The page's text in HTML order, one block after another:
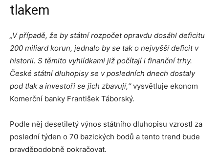
tlakem
„V případě, že by státní rozpočet opravdu dosáhl deficitu
200 miliard korun, jednalo by se tak o nejvyšší deficit v
historii. S těmito vyhlídkami již počítají i finanční trhy.
České státní dluhopisy se v posledních dnech dostaly
pod tlak a investoři se jich zbavují,“vysvětluje ekonom
Komerční banky František Táborský.
Podle něj desetiletý výnos státního dluhopisu vzrostl za
poslední týden o 70 bazických bodů a tento trend bude
pravděpodobně pokračovat.